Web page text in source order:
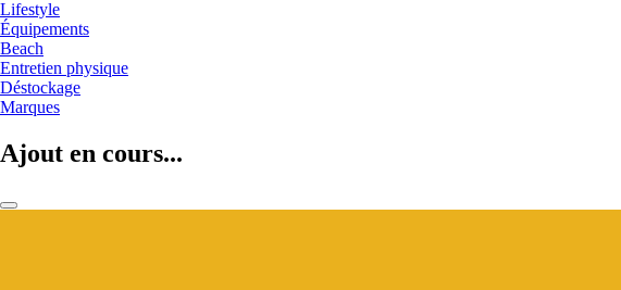
Lifestyle
Équipements
Beach
Entretien physique
Déstockage
Marques
Ajout en cours...